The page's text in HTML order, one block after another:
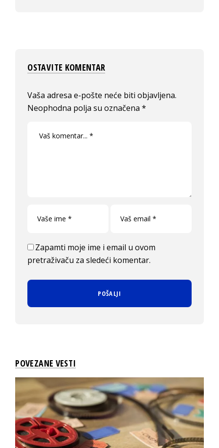
OSTAVITE KOMENTAR
Vaša adresa e-pošte neće biti objavljena.
Neophodna polja su označena*
Zapamti moje ime i email u ovom
pretraživaču za sledeći komentar.
POVEZANE VESTI